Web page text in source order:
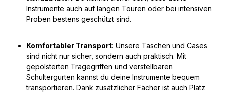
Instrumente auch auf langen Touren oder bei intensiven
Proben bestens geschützt sind.
Komfortabler Transport: Unsere Taschen und Cases
sind nicht nur sicher, sondern auch praktisch. Mit
gepolsterten Tragegriffen und verstellbaren
Schultergurten kannst du deine Instrumente bequem
transportieren. Dank zusätzlicher Fächer ist auch Platz